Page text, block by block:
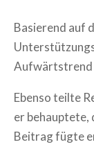
Basierend auf
Aufwärtstrend
Ebenso teilte
er behauptete,
Beitrag fügte